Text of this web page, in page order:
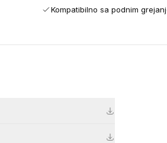
Kompatibilno sa podnim